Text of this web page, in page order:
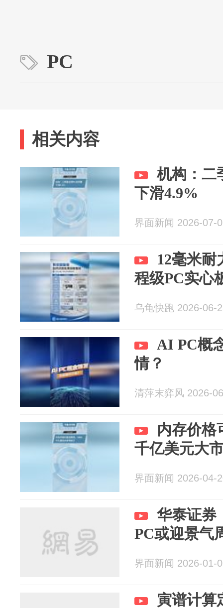
PC
相关内容
机构：二
下滑4.9%
界面新闻 2026-07-
12毫米耐
程级PC实心
乌龟快跑 2026-06-
AI PC概
情？
清萍末弈风 2026-
内存价格
千亿美元大
界面新闻 2026-04-
华泰证券
PC或迎景气
界面新闻 2026-01-
寅谱计算